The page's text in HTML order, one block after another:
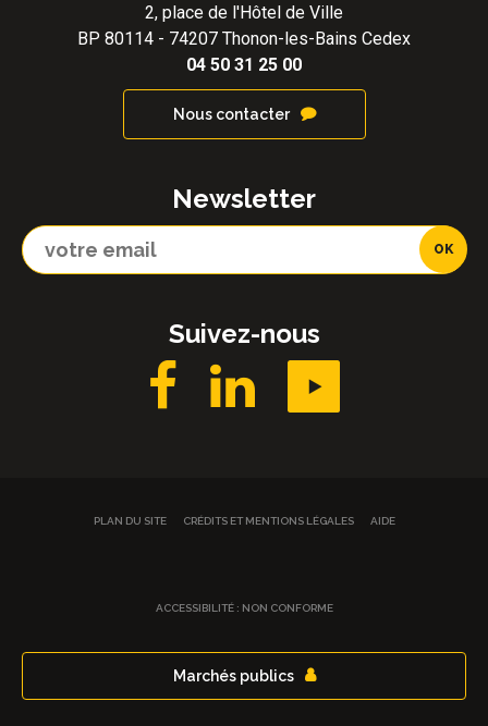
2, place de l'Hôtel de Ville
BP 80114 - 74207 Thonon-les-Bains Cedex
04 50 31 25 00
Nous contacter
Newsletter
Suivez-nous
PLAN DU SITE CRÉDITS ET MENTIONS LÉGALES AIDE
ACCESSIBILITÉ : NON CONFORME
Marchés publics